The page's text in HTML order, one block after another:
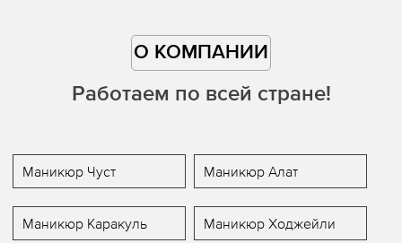
О КОМПАНИИ
Работаем по всей стране!
Маникюр Чуст Маникюр Алат
Маникюр Каракуль Маникюр Ходжейли